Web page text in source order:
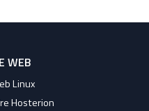
WEB
Linux
Hosterion